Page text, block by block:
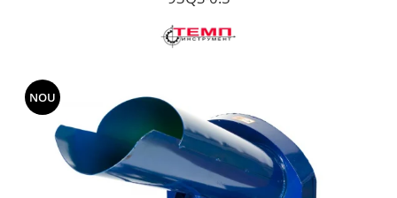
Drujbe
Freze de zapada
Foarfeci
Fierastrau gard viu
Fierastraie telescopice
NOU